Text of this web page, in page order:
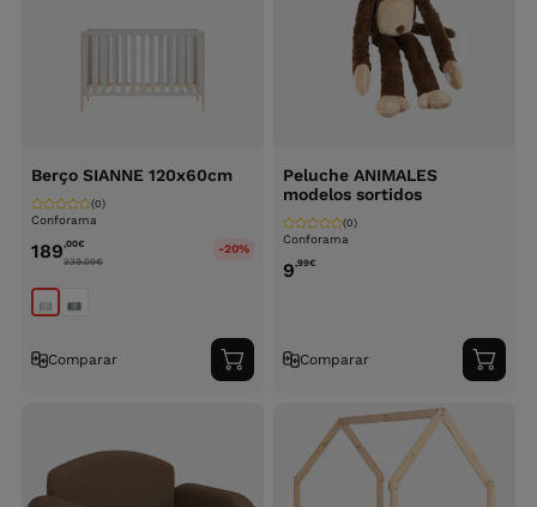
Berço SIANNE 120x60cm
Conforama
(0)
189,00€
239.00€
-20%
Comparar
Adicionar
ao
Peluche ANIMALES
modelos sortidos
Conforama
(0)
9,99€
Comparar
ao